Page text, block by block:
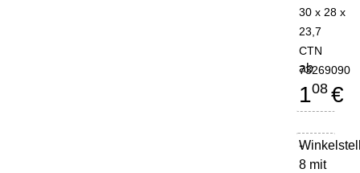
30 x 28 x
23,7
CTN
73269090
ab
108 €
8 mit
-